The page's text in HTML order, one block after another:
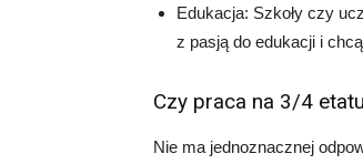
Edukacja: Szkoły czy
z pasją do edukacji i
Czy praca na 3/4
Nie ma jednoznacznej